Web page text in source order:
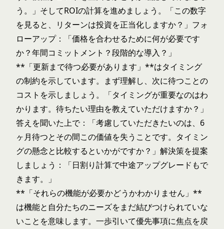
う。」そしてROIの計算を進めましょう。「この数字
を見ると、リターンは投資を正当化しますか？」フォ
ローアップ：「価格を合わせるために何が必要です
か？年間コミットメント？段階的な導入？」
**「更新まで待つ必要があります」**はタイミング
の制約を示しています。まず理解し、次に待つことの
コストを示しましょう。「タイミングが重要なのはわ
かります。待ちたい理由を教えていただけますか？」
答えを聞いた上で：「考慮していただきたいのは、6
ヶ月待つとその間この価値を失うことです。タイミン
グの懸念と比較するといかがですか？」解決策を提案
しましょう：「日割り計算で中途アップグレードもで
きます。」
**「それらの機能が必要かどうかわかりません」**
は機能と自分たちのニーズをまだ結びつけられていな
いことを意味します。一歩引いて優先事項に焦点を戻